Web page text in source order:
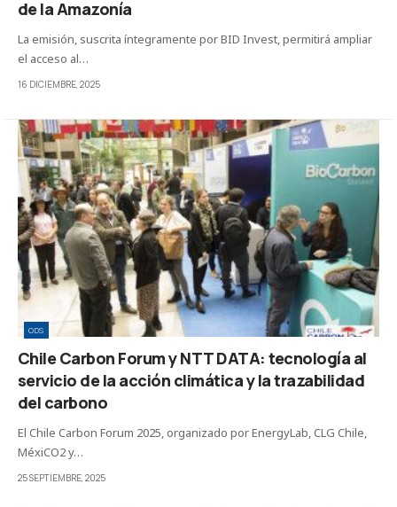
de la Amazonía
La emisión, suscrita íntegramente por BID Invest, permitirá ampliar
el acceso al…
16 DICIEMBRE, 2025
ODS
Chile Carbon Forum y NTT DATA: tecnología al
servicio de la acción climática y la trazabilidad
del carbono
El Chile Carbon Forum 2025, organizado por EnergyLab, CLG Chile,
MéxiCO2 y…
25 SEPTIEMBRE, 2025